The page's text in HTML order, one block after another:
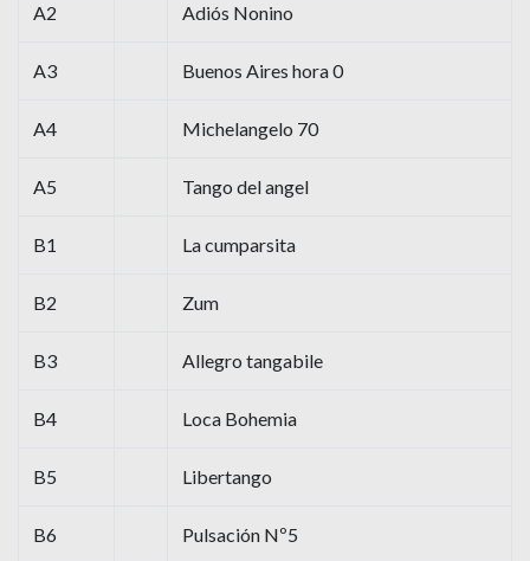
A2 Adiós Nonino
A3 Buenos Aires hora 0
A4 Michelangelo 70
A5 Tango del angel
B1 La cumparsita
B2 Zum
B3 Allegro tangabile
B4 Loca Bohemia
B5 Libertango
B6 Pulsación Nº5